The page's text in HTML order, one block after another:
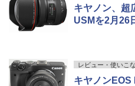
キヤノン、超
USMを2月26
レビュー・使いこ
キヤノンEOS